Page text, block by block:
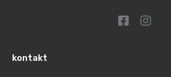
kontakt